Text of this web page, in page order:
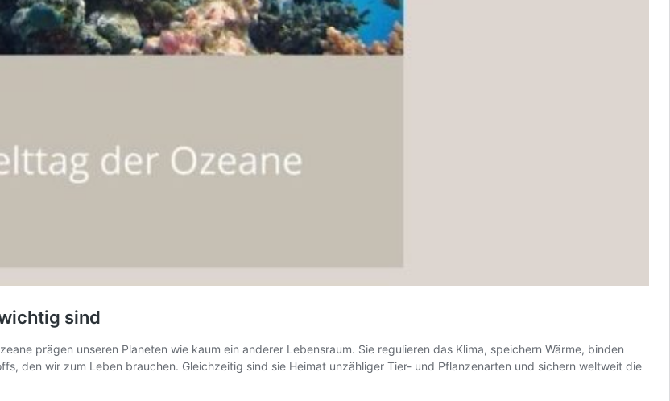
sind
prägen unseren Planeten wie kaum ein anderer Lebensraum. Sie regulieren das Klima, speichern Wärme, binden
den wir zum Leben brauchen. Gleichzeitig sind sie Heimat unzähliger Tier- und Pflanzenarten und sichern weltweit die